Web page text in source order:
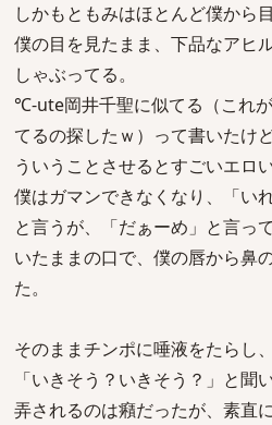
しかもともみはほとんど僕から
僕の目を見たまま、下品なアヒ
しゃぶってる。
℃-ute岡井千聖に似てる（これ
てるの探したｗ）って書いたけ
ういうことさせるとすごいエロ
僕はガマンできなくなり、「い
と言うが、「だぁーめ」と言っ
いたままの口で、僕の唇から鼻
た。
そのままチンポに唾液をたらし
「いきそう？いきそう？」と聞
弄されるのは癪だったが、素直